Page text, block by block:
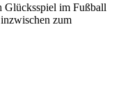
Glücksspiel im Fußball
zum